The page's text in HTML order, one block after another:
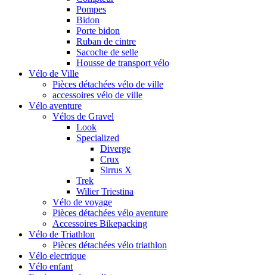
Pompes
Bidon
Porte bidon
Ruban de cintre
Sacoche de selle
Housse de transport vélo
Vélo de Ville
Pièces détachées vélo de ville
accessoires vélo de ville
Vélo aventure
Vélos de Gravel
Look
Specialized
Diverge
Crux
Sirrus X
Trek
Wilier Triestina
Vélo de voyage
Pièces détachées vélo aventure
Accessoires Bikepacking
Vélo de Triathlon
Pièces détachées vélo triathlon
Vélo electrique
Vélo enfant